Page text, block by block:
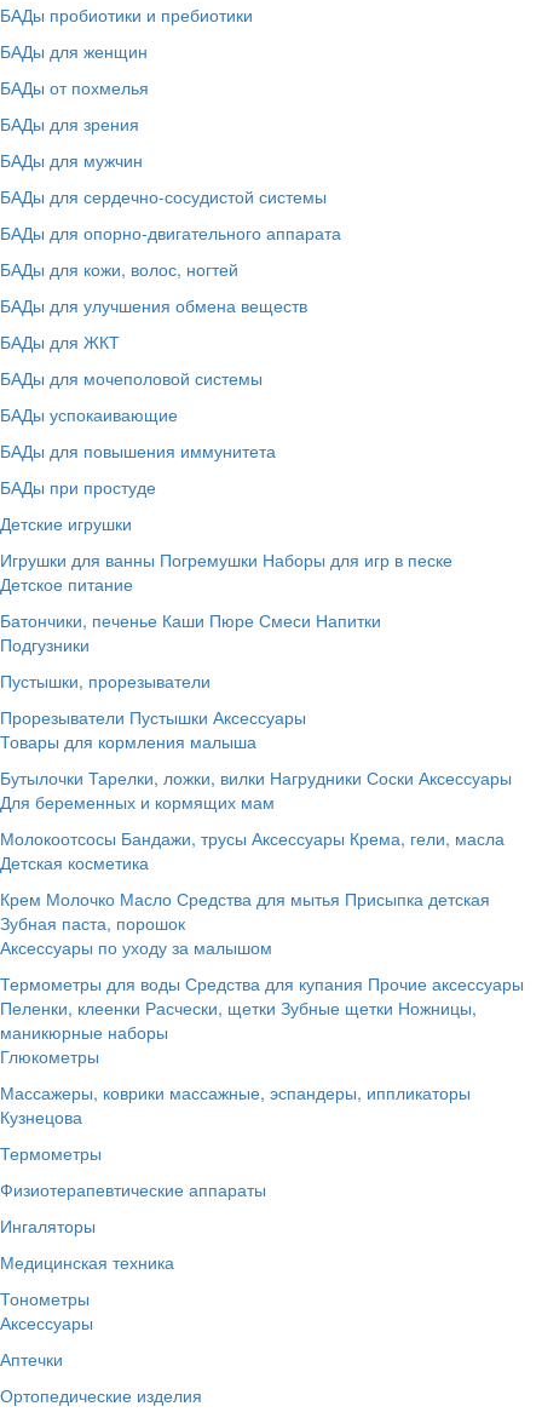
БАДы пробиотики и пребиотики
БАДы для женщин
БАДы от похмелья
БАДы для зрения
БАДы для мужчин
БАДы для сердечно-сосудистой системы
БАДы для опорно-двигательного аппарата
БАДы для кожи, волос, ногтей
БАДы для улучшения обмена веществ
БАДы для ЖКТ
БАДы для мочеполовой системы
БАДы успокаивающие
БАДы для повышения иммунитета
БАДы при простуде
Детские игрушки
Игрушки для ванны Погремушки Наборы для игр в песке
Детское питание
Батончики, печенье Каши Пюре Смеси Напитки
Подгузники
Пустышки, прорезыватели
Прорезыватели Пустышки Аксессуары
Товары для кормления малыша
Бутылочки Тарелки, ложки, вилки Нагрудники Соски Аксессуары
Для беременных и кормящих мам
Молокоотсосы Бандажи, трусы Аксессуары Крема, гели, масла
Детская косметика
Крем Молочко Масло Средства для мытья Присыпка детская
Зубная паста, порошок
Аксессуары по уходу за малышом
Термометры для воды Средства для купания Прочие аксессуары
Пеленки, клеенки Расчески, щетки Зубные щетки Ножницы,
маникюрные наборы
Глюкометры
Массажеры, коврики массажные, эспандеры, иппликаторы
Кузнецова
Термометры
Физиотерапевтические аппараты
Ингаляторы
Медицинская техника
Тонометры
Аксессуары
Аптечки
Ортопедические изделия